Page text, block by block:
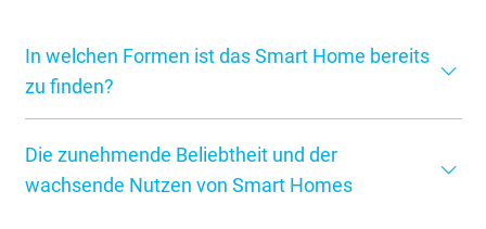
In welchen Formen ist das Smart Home bereits
zu finden?
verschiedenen Formen in unserem Alltag angekommen.
Oft sind diese Technologien nicht sofort als „smart“
Die zunehmende Beliebtheit und der
wachsende Nutzen von Smart Homes